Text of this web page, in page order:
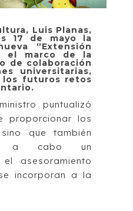
Luis Planas,
17 de mayo la
“Extensión
el marco de la
de colaboración
universitarias,
los futuros retos
puntualizó
proporcionar los
que también
a cabo un
asesoramiento
incorporan a la